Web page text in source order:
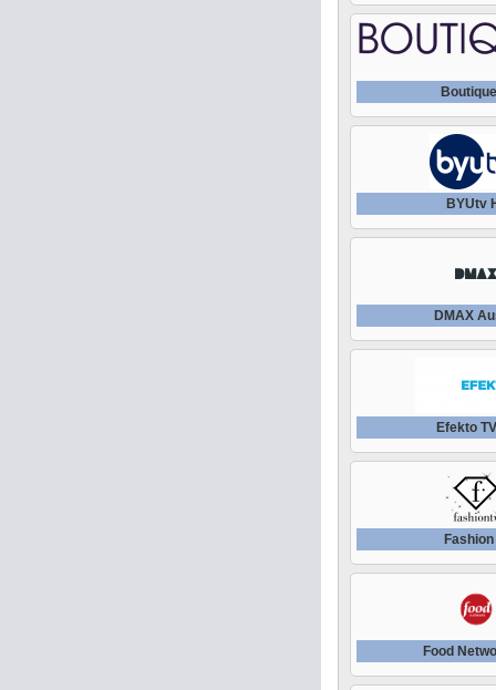
BYUtv
DMAX
Efekto
Fashion
Food